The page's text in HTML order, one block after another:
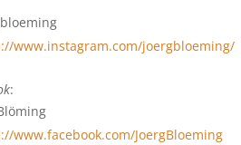
www.instagram.com/joergbloeming/
:
www.facebook.com/JoergBloeming